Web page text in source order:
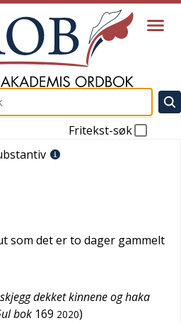
Fritekst-søk
som det er to dager gammelt
dekket kinnene og haka
bok 169 2020)